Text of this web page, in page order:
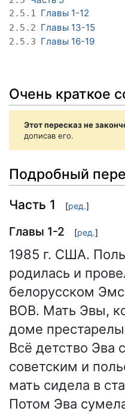
2.5.1 Главы 1-12
2.5.2 Главы 13-15
2.5.3 Главы 16-19
Очень краткое
Этот пересказ не
дописав его.
Подробный
Часть 1 [ред.]
Главы 1-2 [ред.]
1985 г. США.
родилась и
белорусском
ВОВ. Мать Эвы,
доме
Всё детство Эва
советским и
мать сидела в
Потом Эва